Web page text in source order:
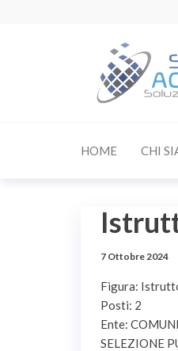
e
HOME CHI
7 Ottobre 2024
Figura:
Posti: 2
Ente:
SELEZIONE